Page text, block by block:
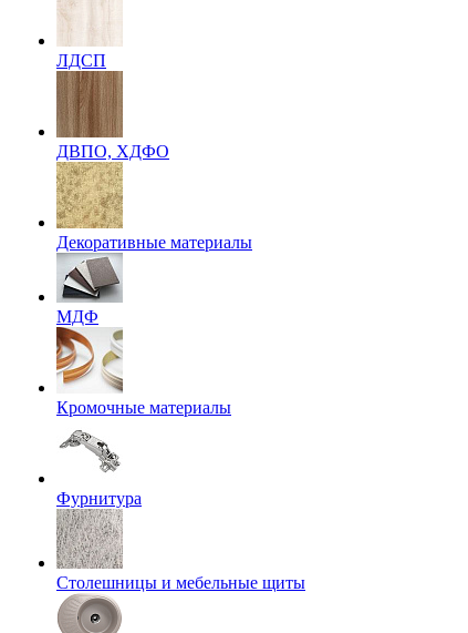
ЛДСП
ДВПО, ХДФО
Декоративные материалы
МДФ
Кромочные материалы
Фурнитура
Столешницы и мебельные щиты